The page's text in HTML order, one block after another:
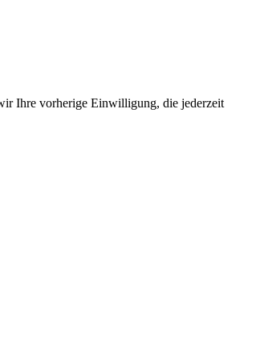
Ihre vorherige Einwilligung, die jederzeit